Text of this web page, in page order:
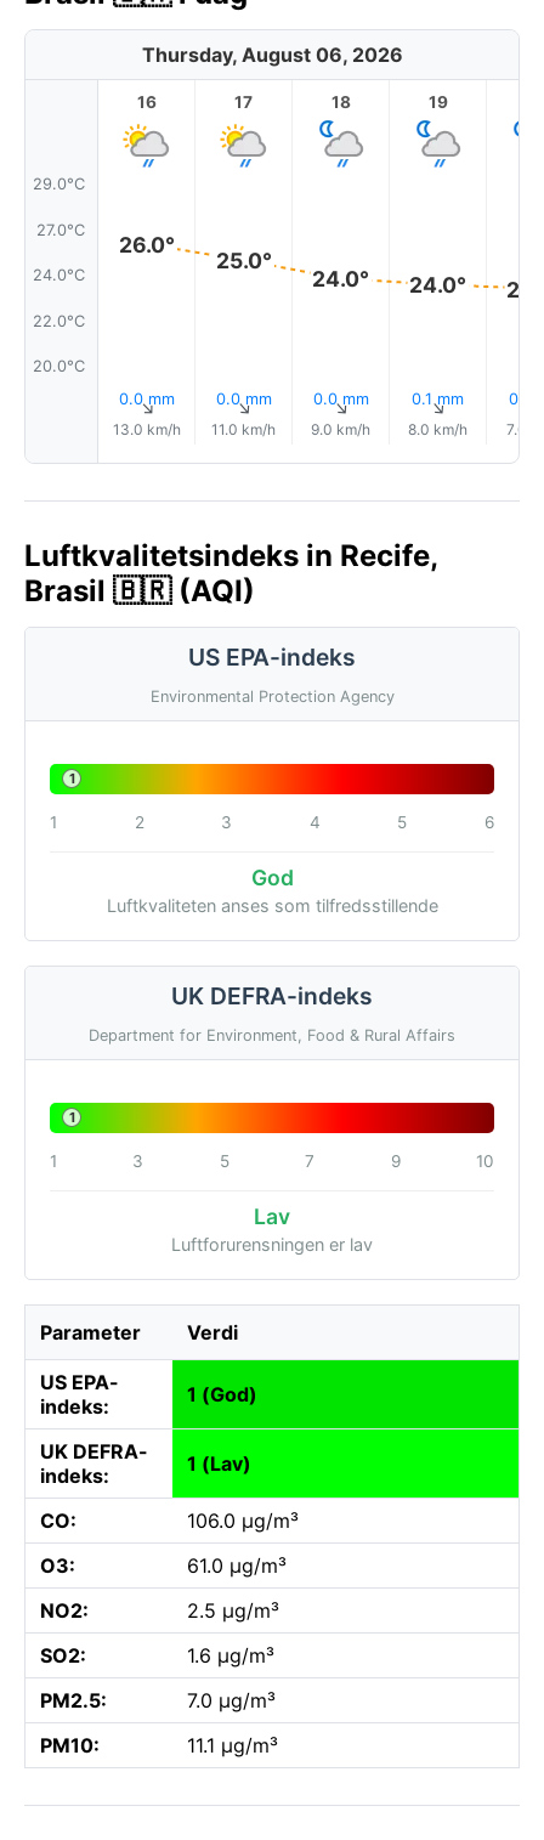
Thursday, August 06, 2026
29.0°C
27.0°C
24.0°C
22.0°C
20.0°C
16
26.0°
0.0 mm
↑
13.0 km/h
17
25.0°
0.0 mm
↑
11.0 km/h
18
24.0°
0.0 mm
↑
9.0 km/h
19
24.0°
0.1 mm
↑
8.0 km/h
0.1
7.0
Luftkvalitetsindeks in Recife,
Brasil 🇧🇷 (AQI)
US EPA-indeks
Environmental Protection Agency
1
1 2 3 4 5 6
God
Luftkvaliteten anses som tilfredsstillende
UK DEFRA-indeks
Department for Environment, Food & Rural Affairs
1
1 3 5 7 9 10
Lav
Luftforurensningen er lav
Parameter Verdi
US EPA-
indeks:
1 (God)
UK DEFRA-
indeks:
1 (Lav)
CO:
106.0 µg/m³
O3:
61.0 µg/m³
NO2:
2.5 µg/m³
SO2:
1.6 µg/m³
PM2.5:
7.0 µg/m³
PM10:
11.1 µg/m³